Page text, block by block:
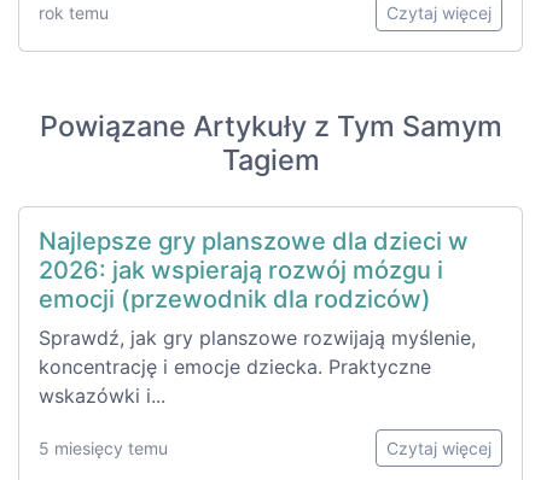
rok temu Czytaj więcej
Powiązane Artykuły z Tym Samym
Tagiem
Najlepsze gry planszowe dla dzieci w
2026: jak wspierają rozwój mózgu i
emocji (przewodnik dla rodziców)
Sprawdź, jak gry planszowe rozwijają myślenie,
koncentrację i emocje dziecka. Praktyczne
wskazówki i...
5 miesięcy temu Czytaj więcej